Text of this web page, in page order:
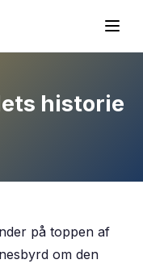
historie
på toppen af
om den